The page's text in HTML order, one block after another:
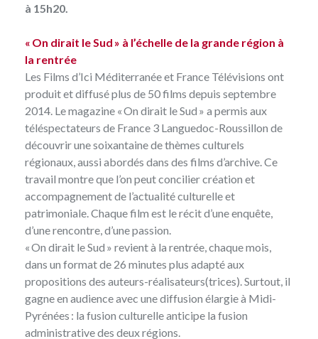
à 15h20.
« On dirait le Sud » à l’échelle de la grande région à
la rentrée
Les Films d’Ici Méditerranéeet France Télévisions ont
produit et diffusé plus de 50 films depuis septembre
2014. Le magazine « On dirait le Sud » a permis aux
téléspectateurs de France 3 Languedoc-Roussillon de
découvrir une soixantaine de thèmes culturels
régionaux, aussi abordés dans des films d’archive. Ce
travail montre que l’on peut concilier création et
accompagnement de l’actualité culturelle et
patrimoniale. Chaque film est le récit d’une enquête,
d’une rencontre, d’une passion.
« On dirait le Sud » revient à la rentrée, chaque mois,
dans un format de 26 minutes plus adapté aux
propositions des auteurs-réalisateurs(trices). Surtout, il
gagne en audience avec une diffusion élargie à Midi-
Pyrénées : la fusion culturelle anticipe la fusion
administrative des deux régions.